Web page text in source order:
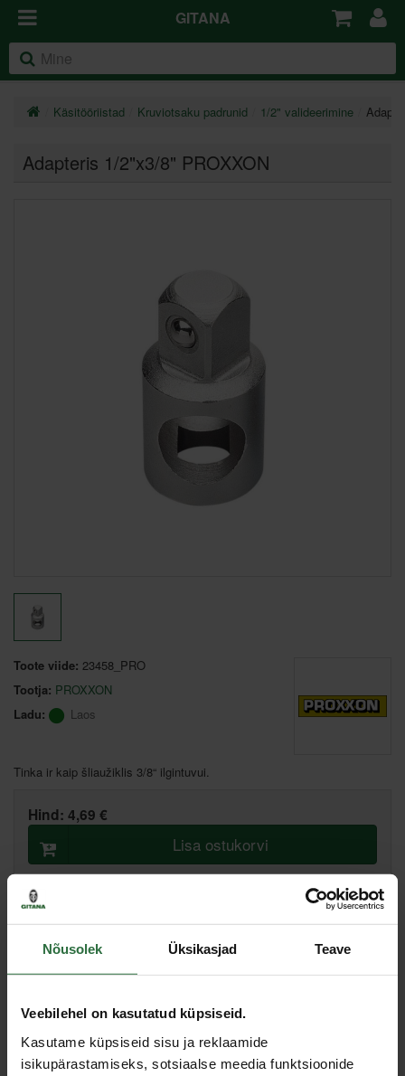
Nõusolek Üksikasjad Teave
Veebilehel on kasutatud küpsiseid.
Kasutame küpsiseid sisu ja reklaamide
isikupärastamiseks, sotsiaalse meedia funktsioonide
GITANA
Käsitööriistad Kruviotsaku padrunid 1/2" valideerimine
Adapteris 1/2"x3/8" PROXXON
Toote viide: 23458_PRO
Tootja: PROXXON
Ladu:
Laos
Tinka ir kaip šliaužiklis 3/8“ ilgintuvui.
Hind: 4,69 €
Lisa ostukorvi
Põhiladu, (eeldatav tarne, 2-4 tööpäeva)
Spetsifikatsioon